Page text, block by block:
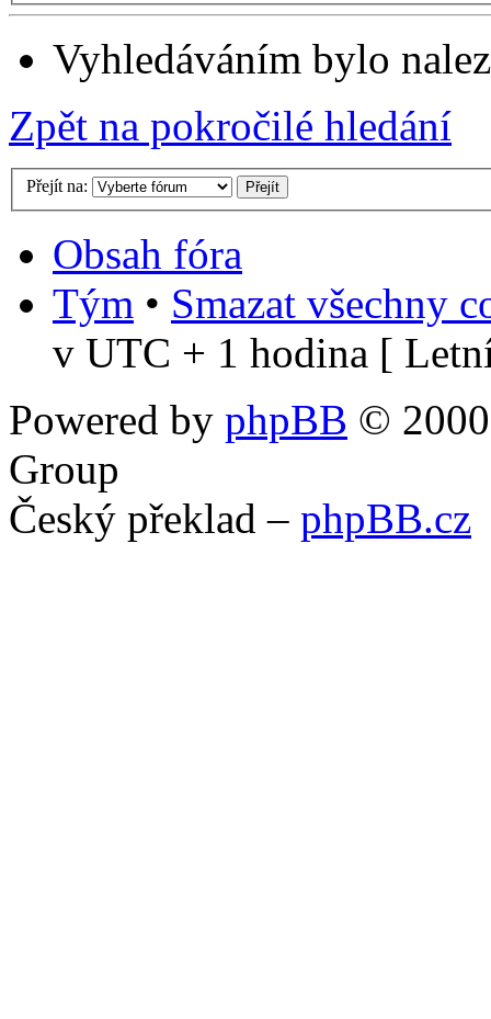
Vyhledáváním bylo
Zpět na pokročilé hledání
Přejít na:
Obsah fóra
Tým • Smazat všechny
v UTC + 1 hodina [
Powered by phpBB ©
Group
Český překlad – phpBB.cz